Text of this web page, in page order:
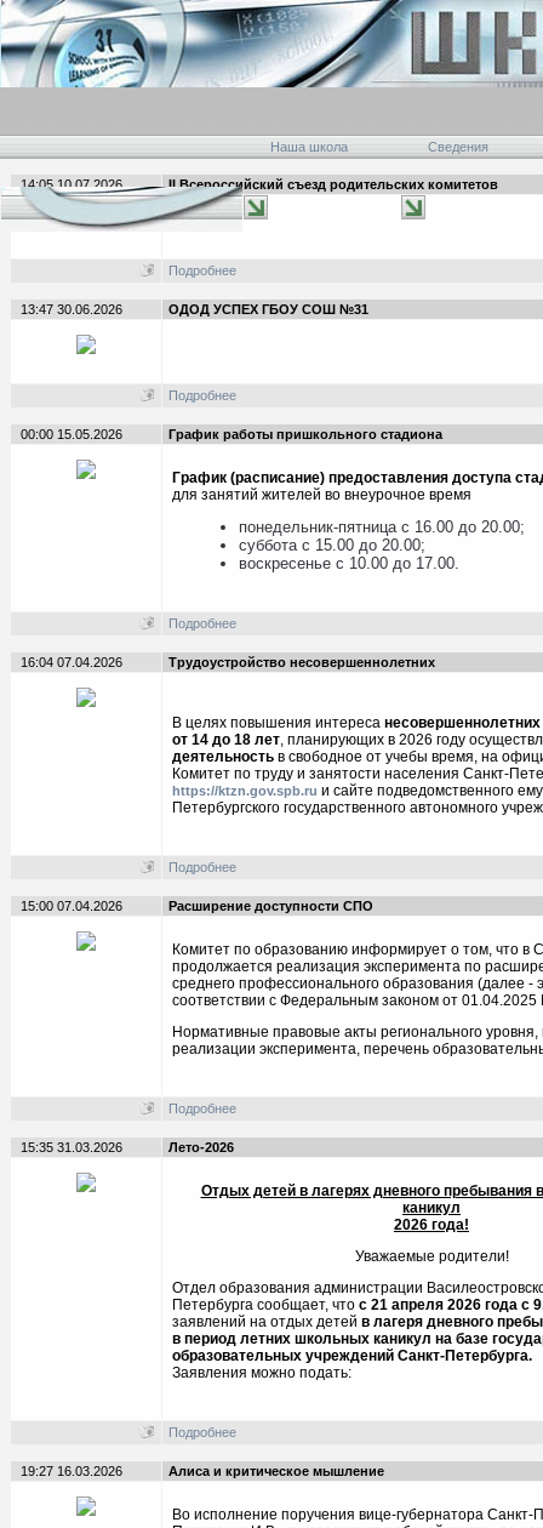
Наша школа Сведения
14:05 10.07.2026 II Всероссийский съезд родительских комитетов
Подробнее
13:47 30.06.2026 ОДОД УСПЕХ ГБОУ СОШ №31
Подробнее
00:00 15.05.2026 График работы пришкольного стадиона
График (расписание) предоставления доступа
для занятий жителей во внеурочное время
понедельник-пятница с 16.00 до 20.00;
суббота с 15.00 до 20.00;
воскресенье с 10.00 до 17.00.
Подробнее
16:04 07.04.2026 Трудоустройство несовершеннолетних
В целях повышения интереса несовершеннолетних
от 14 до 18 лет, планирующих в 2026 году
деятельностьв свободное от учебы время, на
Комитет по труду и занятости населения Санкт-
https://ktzn.gov.spb.ru и сайте подведомственного
Петербургского государственного автономного
Подробнее
15:00 07.04.2026 Расширение доступности СПО
Комитет по образованию информирует о том, что в
продолжается реализация эксперимента по
среднего профессионального образования (далее -
соответствии с Федеральным законом от 01.04.2025
Нормативные правовые акты регионального
реализации эксперимента, перечень
Подробнее
15:35 31.03.2026 Лето-2026
Отдых детей в лагерях дневного пребывания
каникул
2026 года!
Уважаемые родители!
Отдел образования администрации
Петербурга сообщает, что с 21 апреля 2026 года с
заявлений на отдых детей в лагеря дневного
в период летних школьных каникул на базе
образовательных учреждений Санкт-Петербурга.
Заявления можно подать:
Подробнее
19:27 16.03.2026 Алиса и критическое мышление
Во исполнение поручения вице-губернатора Санкт-